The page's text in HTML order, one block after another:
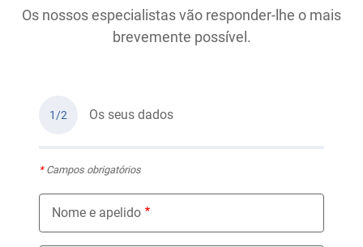
Os nossos especialistas vão responder-lhe o mais
brevemente possível.
1/2 Os seus dados
*Campos obrigatórios
Nome e apelido